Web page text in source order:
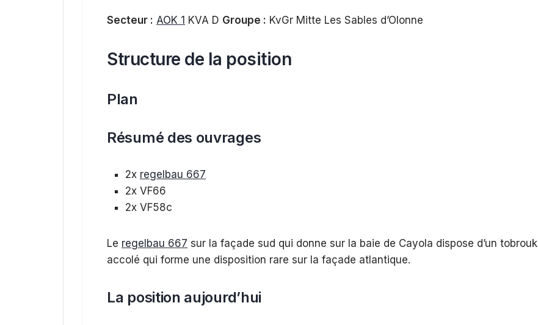
Secteur : AOK 1 KVA D Groupe : KvGr Mitte Les Sables d’Olonne
Structure de la position
Plan
Résumé des ouvrages
2x regelbau 667
2x VF66
2x VF58c
Le regelbau 667 sur la façade sud qui donne sur la baie de Cayola dispose d’un tobrouk
accolé qui forme une disposition rare sur la façade atlantique.
La position aujourd’hui